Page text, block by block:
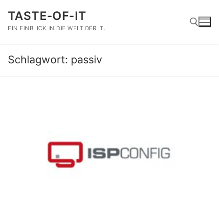
Inhalt
springen
TASTE-OF-IT
EIN EINBLICK IN DIE WELT DER IT.
Schlagwort: passiv